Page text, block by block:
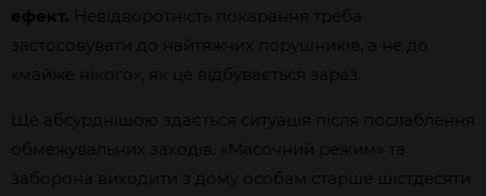
ефект. Невідворотність покарання треба
застосовувати до найтяжчих порушників, а не до
«майже нікого», як це відбувається зараз.
Ще абсурднішою здається ситуація після послаблення
обмежувальних заходів. «Масочний режим» та
заборона виходити з дому особам старше шістдесяти